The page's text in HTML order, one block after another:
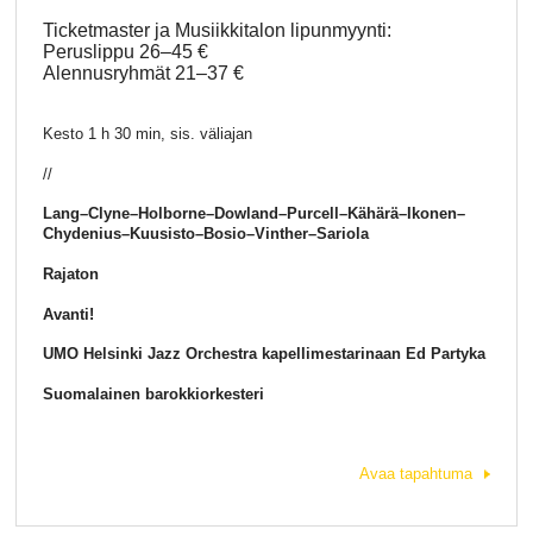
Ticketmaster ja Musiikkitalon lipunmyynti:
Peruslippu 26–45 €
Alennusryhmät 21–37 €
Kesto 1 h 30 min, sis. väliajan
//
Lang–Clyne–Holborne–Dowland–Purcell–Kähärä–Ikonen–
Chydenius–Kuusisto–Bosio–Vinther–Sariola
Rajaton
Avanti!
UMO Helsinki Jazz Orchestra kapellimestarinaan Ed Partyka
Suomalainen barokkiorkesteri
Avaa tapahtuma